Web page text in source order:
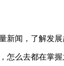
新闻，了解发展
怎么去都在掌握